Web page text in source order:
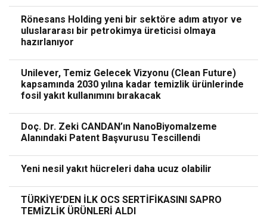
Rönesans Holding yeni bir sektöre adım atıyor ve
uluslararası bir petrokimya üreticisi olmaya
hazırlanıyor
Unilever, Temiz Gelecek Vizyonu (Clean Future)
kapsamında 2030 yılına kadar temizlik ürünlerinde
fosil yakıt kullanımını bırakacak
Doç. Dr. Zeki CANDAN’ın NanoBiyomalzeme
Alanındaki Patent Başvurusu Tescillendi
Yeni nesil yakıt hücreleri daha ucuz olabilir
TÜRKİYE’DEN İLK OCS SERTİFİKASINI SAPRO
TEMİZLİK ÜRÜNLERİ ALDI